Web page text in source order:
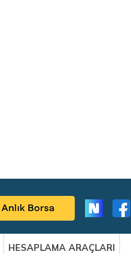
HESAPLAMA ARAÇLARI